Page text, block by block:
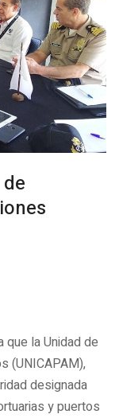
que la Unidad de
(UNICAPAM),
designada
y puertos